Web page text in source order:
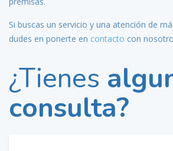
Si buscas un servicio y una atención de
dudes en ponerte en contacto con
¿Tienes
consulta?